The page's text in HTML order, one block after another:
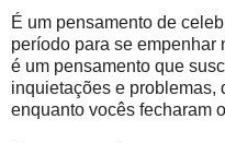
É um pensamento de
período para se empenhar
é um pensamento que
inquietações e problemas,
enquanto vocês fecharam